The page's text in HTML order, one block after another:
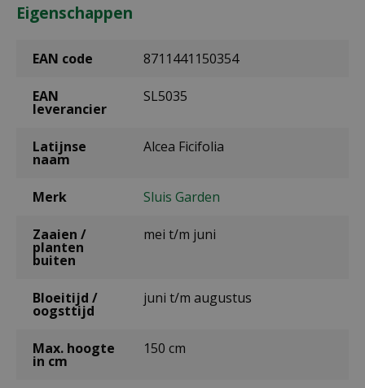
Eigenschappen
EAN code 8711441150354
EAN
leverancier
SL5035
Latijnse
naam
Alcea Ficifolia
Merk Sluis Garden
Zaaien /
planten
buiten
mei t/m juni
Bloeitijd /
oogsttijd
juni t/m augustus
Max. hoogte
in cm
150 cm